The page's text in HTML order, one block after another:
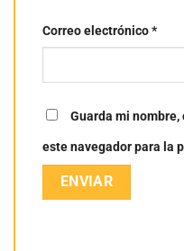
Correo electrónico*
Guarda mi
este navegador para la